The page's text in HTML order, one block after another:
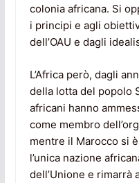
colonia africana. Si
i principi e agli
dell’OAU e dagli
L’Africa però, dagli
della lotta del popolo
africani hanno
come membro
mentre il Marocco si
l’unica nazione
dell’Unione e rimarrà